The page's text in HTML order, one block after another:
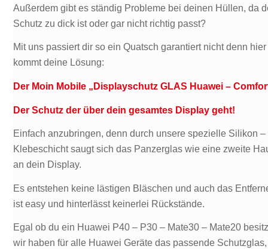
Außerdem gibt es ständig Probleme bei deinen Hüllen, da
Schutz zu dick ist oder gar nicht richtig passt?
Mit uns passiert dir so ein Quatsch garantiert nicht denn hier
kommt deine Lösung:
Der Moin Mobile „Displayschutz GLAS Huawei –
Der Schutz der über dein gesamtes Display geht!
Einfach anzubringen, denn durch unsere spezielle Silikon –
Klebeschicht saugt sich das Panzerglas wie eine zweite
an dein Display.
Es entstehen keine lästigen Bläschen und auch das
ist easy und hinterlässt keinerlei Rückstände.
Egal ob du ein Huawei P40 – P30 – Mate30 – Mate20
wir haben für alle Huawei Geräte das passende Schutzglas,